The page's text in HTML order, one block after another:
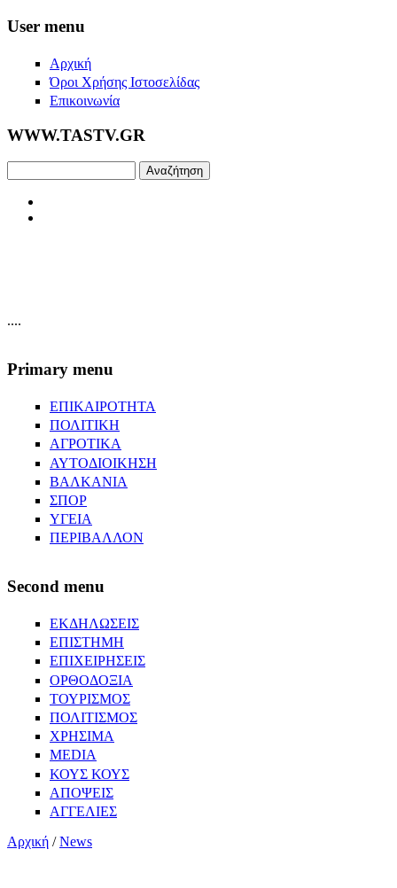
Skip to main content
User menu
Αρχική
Όροι Χρήσης Ιστοσελίδας
Επικοινωνία
WWW.TASTV.GR
....
Primary menu
ΕΠΙΚΑΙΡΟΤΗΤΑ
ΠΟΛΙΤΙΚΗ
ΑΓΡΟΤΙΚΑ
ΑΥΤΟΔΙΟΙΚΗΣΗ
ΒΑΛΚΑΝΙΑ
ΣΠΟΡ
ΥΓΕΙΑ
ΠΕΡΙΒΑΛΛΟΝ
Second menu
ΕΚΔΗΛΩΣΕΙΣ
ΕΠΙΣΤΗΜΗ
ΕΠΙΧΕΙΡΗΣΕΙΣ
ΟΡΘΟΔΟΞΙΑ
ΤΟΥΡΙΣΜΟΣ
ΠΟΛΙΤΙΣΜΟΣ
ΧΡΗΣΙΜΑ
MEDIA
ΚΟΥΣ ΚΟΥΣ
ΑΠΟΨΕΙΣ
ΑΓΓΕΛΙΕΣ
Αρχική /News